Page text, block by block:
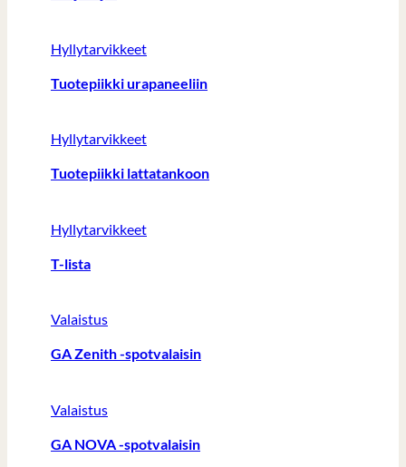
Hyllytarvikkeet
Tuotepiikki urapaneeliin
Hyllytarvikkeet
Tuotepiikki lattatankoon
Hyllytarvikkeet
T-lista
Valaistus
GA Zenith -spotvalaisin
Valaistus
GA NOVA -spotvalaisin